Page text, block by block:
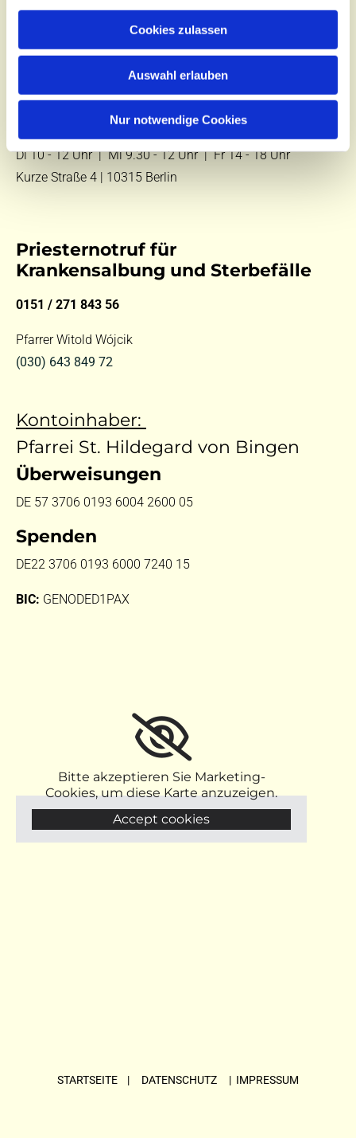
Cookies zulassen
Auswahl erlauben
Nur notwendige Cookies
Kontakt
Tel.:
E-Mail:kontakt@st-hildegard-von-bingen.de
Di 10 - 12 Uhr |Mi 9.30 - 12 Uhr |Fr 14 - 18 Uhr
Kurze Straße 4 | 10315 Berlin
Priesternotruf für
Krankensalbung und Sterbefälle
0151 / 271 843 56
Pfarrer Witold Wójcik
(030) 643 849 72
Kontoinhaber:
Pfarrei St. Hildegard von Bingen
Überweisungen
DE 57 3706 0193 6004 2600 05
Spenden
DE22 3706 0193 6000 7240 15
BIC: GENODED1PAX
Bitte akzeptieren Sie Marketing-
Cookies, um diese Karte anzuzeigen.
Accept cookies
STARTSEITE | DATENSCHUTZ | IMPRESSUM